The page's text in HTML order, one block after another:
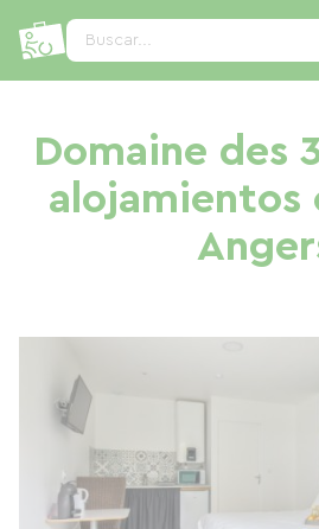
Buscar...
Domaine des
alojamientos
Panel de gestión de cookies